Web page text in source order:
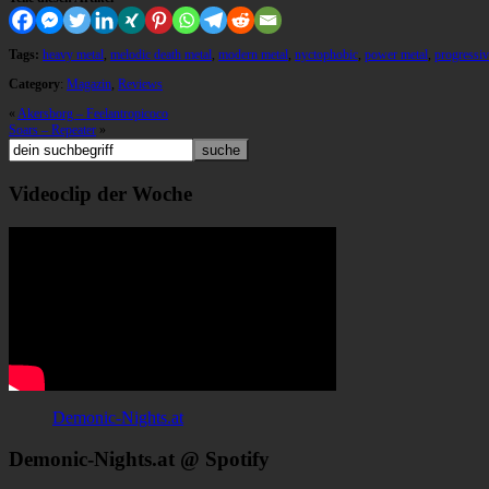
Tags: heavy metal, melodic death metal, modern metal, nyctophobic, power metal,
Category: Magazin, Reviews
« Akersborg – Feelantropicoco
Soars – Repeater »
Videoclip der Woche
Demonic-Nights.at
Demonic-Nights.at @ Spotify